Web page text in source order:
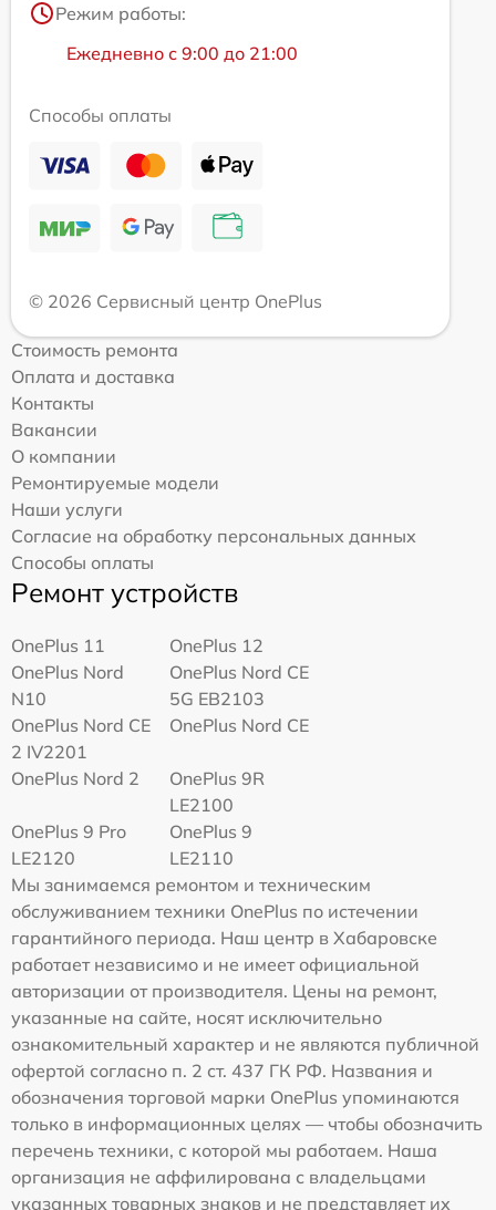
Режим работы:
Ежедневно с 9:00 до 21:00
Способы оплаты
© 2026 Сервисный центр OnePlus
Стоимость ремонта
Оплата и доставка
Контакты
Вакансии
О компании
Ремонтируемые модели
Наши услуги
Согласие на обработку персональных данных
Способы оплаты
Ремонт устройств
OnePlus 11
OnePlus 12
OnePlus Nord
N10
OnePlus Nord CE
5G EB2103
OnePlus Nord CE
2 IV2201
OnePlus Nord CE
OnePlus Nord 2
OnePlus 9R
LE2100
OnePlus 9 Pro
LE2120
OnePlus 9
LE2110
Мы занимаемся ремонтом и техническим
обслуживанием техники OnePlus по истечении
гарантийного периода. Наш центр в Хабаровске
работает независимо и не имеет официальной
авторизации от производителя. Цены на ремонт,
указанные на сайте, носят исключительно
ознакомительный характер и не являются публичной
офертой согласно п. 2 ст. 437 ГК РФ. Названия и
обозначения торговой марки OnePlus упоминаются
только в информационных целях — чтобы обозначить
перечень техники, с которой мы работаем. Наша
организация не аффилирована с владельцами
указанных товарных знаков и не представляет их